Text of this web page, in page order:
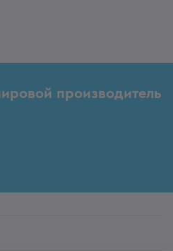
производитель